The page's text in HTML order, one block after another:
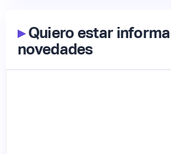
▸Quiero estar
novedades